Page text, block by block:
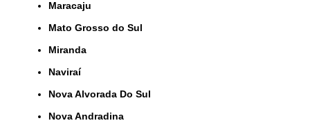
Maracaju
Mato Grosso do Sul
Miranda
Naviraí
Nova Alvorada Do Sul
Nova Andradina